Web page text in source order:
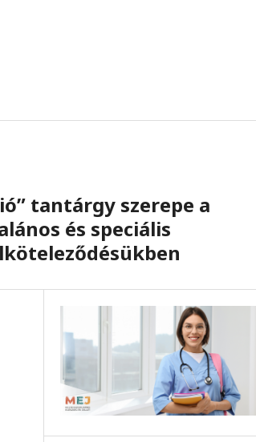
tantárgy szerepe a
és speciális